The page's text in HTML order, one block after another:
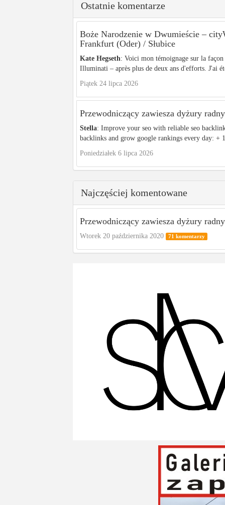
Ostatnie komentarze
Boże Narodzenie w Dwumieście –
Frankfurt (Oder) / Słubice
Kate Hegseth: Voici mon témoignage sur la
Illuminati – après plus de deux ans d'efforts. J'ai
Piątek 24 lipca 2026
Przewodniczący zawiesza dyżury
Stella: Improve your seo with reliable seo
backlinks and grow google rankings every day: +
Poniedziałek 6 lipca 2026
Najczęściej komentowane
Przewodniczący zawiesza dyżury
Wtorek 20 października 2020 71 komentarzy